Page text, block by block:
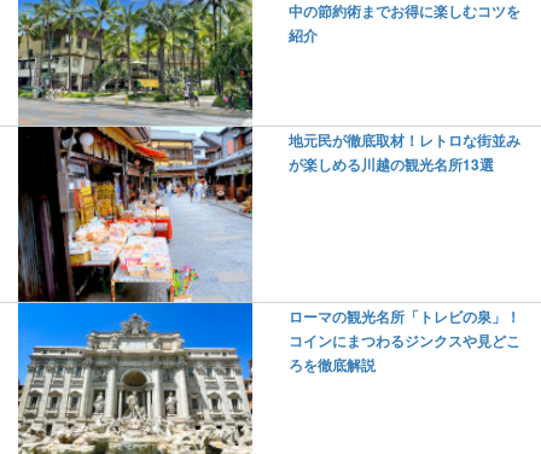
中の節約術までお得に楽しむコツを
紹介
地元民が徹底取材！レトロな街並み
が楽しめる川越の観光名所13選
ローマの観光名所「トレビの泉」！
コインにまつわるジンクスや見どこ
ろを徹底解説